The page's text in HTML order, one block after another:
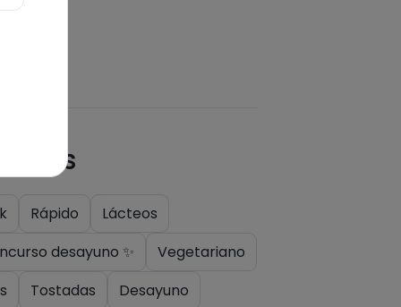
Rápido
Lácteos
desayuno ✨
Vegetariano
Tostadas Desayuno